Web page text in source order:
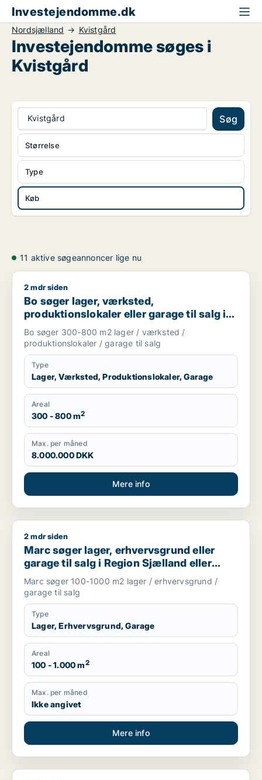
Investejendomme.dk
Nordsjælland Kvistgård
Investejendomme søges i
Kvistgård
Kvistgård Søg
Type
Køb
Størrelse
11 aktive søgeannoncer lige nu
Bo søger lager, værksted, produktionslokaler eller garage
2 mdr siden
Bo søger lager, værksted,
produktionslokaler eller garage til salg i
Nordsjælland
Bo søger 300-800 m2 lager / værksted /
produktionslokaler / garage til salg
Type
Lager, Værksted, Produktionslokaler, Garage
Areal
300 - 800 m2
Max. per måned
8.000.000 DKK
Mere info
Marc søger lager, erhvervsgrund eller garage til salg i
2 mdr siden
Marc søger lager, erhvervsgrund eller
garage til salg i Region Sjælland eller
Nordsjælland
Marc søger 100-1000 m2 lager / erhvervsgrund /
garage til salg
Type
Lager, Erhvervsgrund, Garage
Areal
100 - 1.000 m2
Max. per måned
Ikke angivet
Mere info